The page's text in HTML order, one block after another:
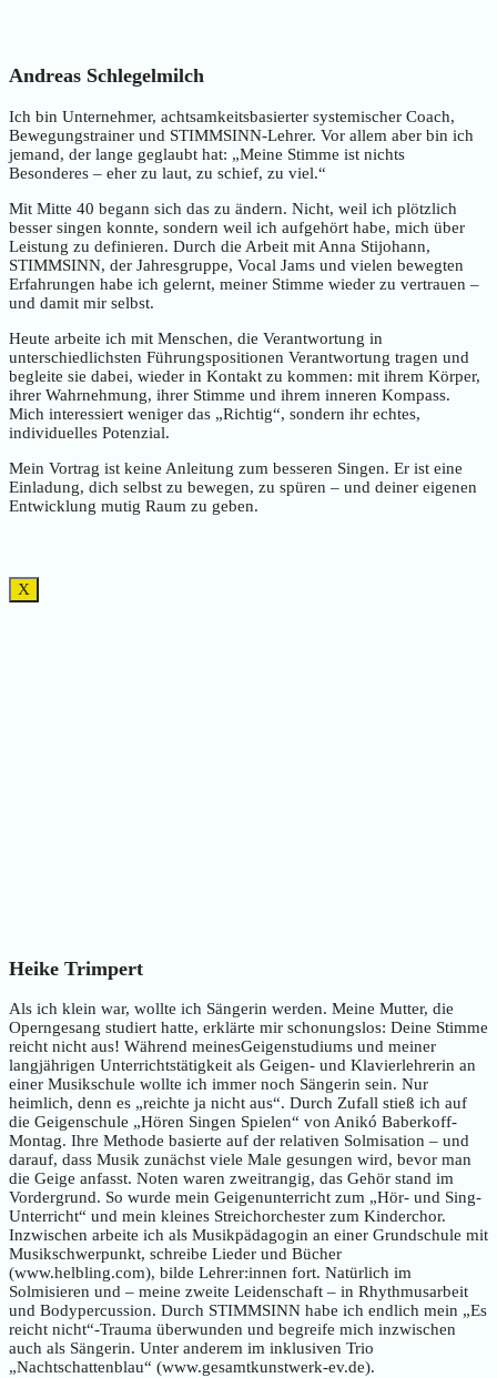
Andreas Schlegelmilch
Ich bin Unternehmer, achtsamkeitsbasierter systemischer Coach,
Bewegungstrainer und STIMMSINN-Lehrer. Vor allem aber bin ich
jemand, der lange geglaubt hat: „Meine Stimme ist nichts
Besonderes – eher zu laut, zu schief, zu viel.“
Mit Mitte 40 begann sich das zu ändern. Nicht, weil ich plötzlich
besser singen konnte, sondern weil ich aufgehört habe, mich über
Leistung zu definieren. Durch die Arbeit mit Anna Stijohann,
STIMMSINN, der Jahresgruppe, Vocal Jams und vielen bewegten
Erfahrungen habe ich gelernt, meiner Stimme wieder zu vertrauen –
und damit mir selbst.
Heute arbeite ich mit Menschen, die Verantwortung in
unterschiedlichsten Führungspositionen Verantwortung tragen und
begleite sie dabei, wieder in Kontakt zu kommen: mit ihrem Körper,
ihrer Wahrnehmung, ihrer Stimme und ihrem inneren Kompass.
Mich interessiert weniger das „Richtig“, sondern ihr echtes,
individuelles Potenzial.
Mein Vortrag ist keine Anleitung zum besseren Singen. Er ist eine
Einladung, dich selbst zu bewegen, zu spüren – und deiner eigenen
Entwicklung mutig Raum zu geben.
X
Heike Trimpert
Als ich klein war, wollte ich Sängerin werden. Meine Mutter, die
Operngesang studiert hatte, erklärte mir schonungslos: Deine Stimme
reicht nicht aus! Während meinesGeigenstudiums und meiner
langjährigen Unterrichtstätigkeit als Geigen- und Klavierlehrerin an
einer Musikschule wollte ich immer noch Sängerin sein. Nur
heimlich, denn es „reichte ja nicht aus“. Durch Zufall stieß ich auf
die Geigenschule „Hören Singen Spielen“ von Anikó Baberkoff-
Montag. Ihre Methode basierte auf der relativen Solmisation – und
darauf, dass Musik zunächst viele Male gesungen wird, bevor man
die Geige anfasst. Noten waren zweitrangig, das Gehör stand im
Vordergrund. So wurde mein Geigenunterricht zum „Hör- und Sing-
Unterricht“ und mein kleines Streichorchester zum Kinderchor.
Inzwischen arbeite ich als Musikpädagogin an einer Grundschule mit
Musikschwerpunkt, schreibe Lieder und Bücher
(www.helbling.com), bilde Lehrer:innen fort. Natürlich im
Solmisieren und – meine zweite Leidenschaft – in Rhythmusarbeit
und Bodypercussion. Durch STIMMSINN habe ich endlich mein „Es
reicht nicht“-Trauma überwunden und begreife mich inzwischen
auch als Sängerin. Unter anderem im inklusiven Trio
„Nachtschattenblau“ (www.gesamtkunstwerk-ev.de).